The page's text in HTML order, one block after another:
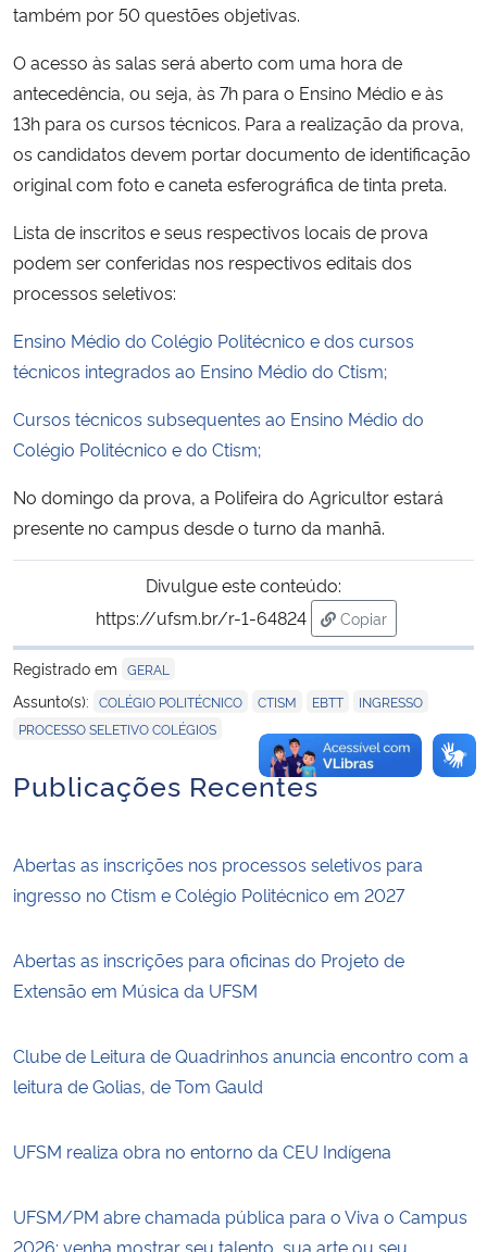
Advocacia-Geral da União
Banco Central do Brasil
Planalto
também por 50 questões objetivas.
O acesso às salas será aberto com uma hora de
antecedência, ou seja, às 7h para o Ensino Médio e às
13h para os cursos técnicos. Para a realização da prova,
os candidatos devem portar documento de identificação
original com foto e caneta esferográfica de tinta preta.
Lista de inscritos e seus respectivos locais de prova
podem ser conferidas nos respectivos editais dos
processos seletivos:
Ensino Médio do Colégio Politécnico e dos cursos
técnicos integrados ao Ensino Médio do Ctism;
Cursos técnicos subsequentes ao Ensino Médio do
Colégio Politécnico e do Ctism;
No domingo da prova, a Polifeira do Agricultor estará
presente no campus desde o turno da manhã.
Divulgue este conteúdo:
https://ufsm.br/r-1-64824
Copiar
para área de
Registrado em GERAL
Assunto(s): COLÉGIO POLITÉCNICO CTISM EBTT INGRESSO
PROCESSO SELETIVO COLÉGIOS
Publicações Recentes
Abertas as inscrições nos processos seletivos para
ingresso no Ctism e Colégio Politécnico em 2027
Abertas as inscrições para oficinas do Projeto de
Extensão em Música da UFSM
Clube de Leitura de Quadrinhos anuncia encontro com a
leitura de Golias, de Tom Gauld
UFSM realiza obra no entorno da CEU Indígena
UFSM/PM abre chamada pública para o Viva o Campus
2026: venha mostrar seu talento, sua arte ou seu